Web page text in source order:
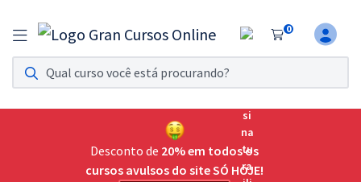
0
Assinatura Ilimitada 11
Acesso a todos os cursos. Teste grátis por 7 dias!
Assinatura OAB Até Passar
Acesso ilimitado a toda preparação para o Exame da
Desconto de 20% em todos os
cursos avulsos do site SÓ HOJE!